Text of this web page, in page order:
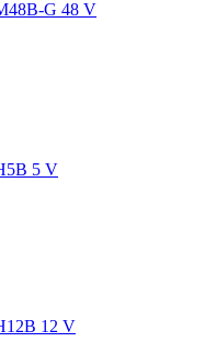
G 48 V
5 V
12 V